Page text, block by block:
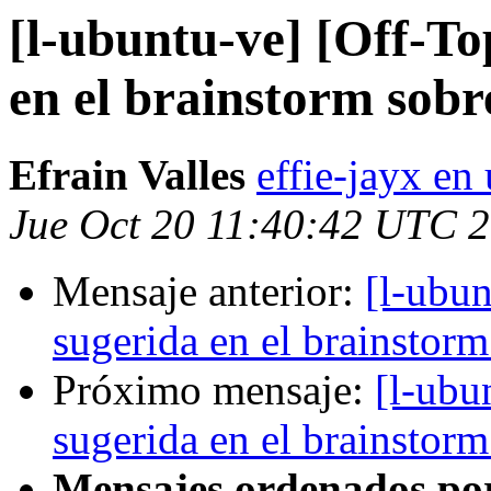
[l-ubuntu-ve] [Off-
en el brainstorm
Efrain Valles effie-jayx en
Jue Oct 20 11:40:42 UTC
Mensaje anterior: [l-
sugerida en el
Próximo mensaje: [l-
sugerida en el